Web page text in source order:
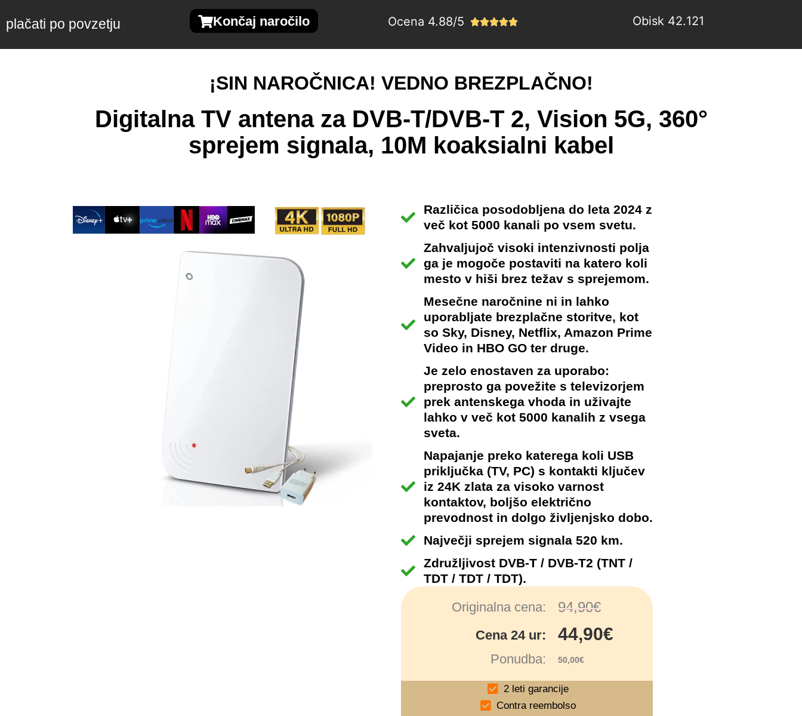
plačati po povzetju Končaj naročilo Ocena 4.88/5  Obisk 42.121
¡SIN NAROČNICA! VEDNO BREZPLAČNO!
Digitalna TV antena za DVB-T/DVB-T 2, Vision 5G, 360°
sprejem signala, 10M koaksialni kabel
Različica posodobljena do leta 2024 z
več kot 5000 kanali po vsem svetu.
Zahvaljujoč visoki intenzivnosti polja
ga je mogoče postaviti na katero koli
mesto v hiši brez težav s sprejemom.
Mesečne naročnine ni in lahko
uporabljate brezplačne storitve, kot
so Sky, Disney, Netflix, Amazon Prime
Video in HBO GO ter druge.
Je zelo enostaven za uporabo:
preprosto ga povežite s televizorjem
prek antenskega vhoda in uživajte
lahko v več kot 5000 kanalih z vsega
sveta.
Napajanje preko katerega koli USB
priključka (TV, PC) s kontakti ključev
iz 24K zlata za visoko varnost
kontaktov, boljšo električno
prevodnost in dolgo življenjsko dobo.
Največji sprejem signala 520 km.
Združljivost DVB-T / DVB-T2 (TNT /
TDT / TDT / TDT).
Originalna cena: 94,90€
Cena 24 ur: 44,90€
Ponudba: 50,00€
2 leti garancije
Contra reembolso